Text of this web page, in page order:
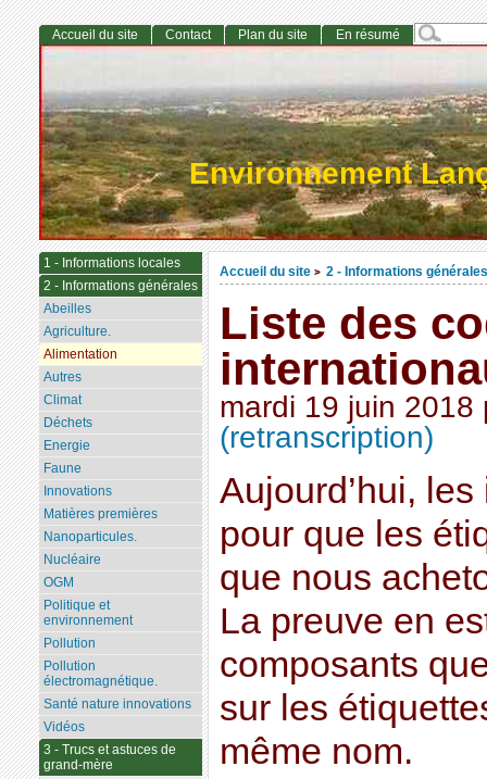
Environnement
Accueil du site > 2 - Informations générales
Liste des
mardi 19 juin 2018
(retranscription)
Aujourd’hui,
pour que les
que nous
La preuve en
composants
sur les
même nom.
Accueil du site Contact Plan du site En résumé
1 - Informations locales
2 - Informations générales
Abeilles
Agriculture.
Alimentation
Autres
Climat
Déchets
Energie
Faune
Innovations
Matières premières
Nanoparticules.
Nucléaire
OGM
Politique et
environnement
Pollution
Pollution
électromagnétique.
Santé nature innovations
Vidéos
3 - Trucs et astuces de
grand-mère